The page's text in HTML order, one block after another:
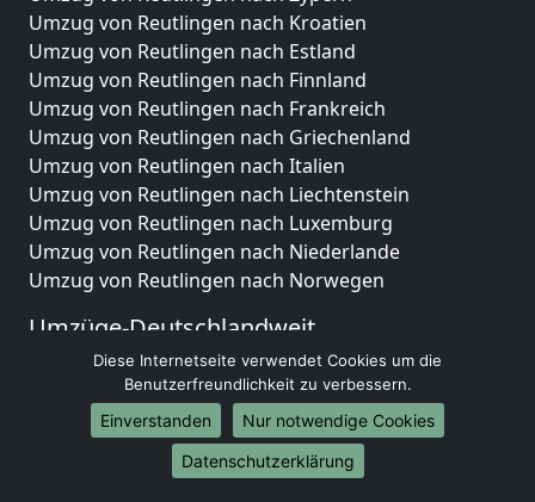
Umzug von Reutlingen nach Kroatien
Umzug von Reutlingen nach Estland
Umzug von Reutlingen nach Finnland
Umzug von Reutlingen nach Frankreich
Umzug von Reutlingen nach Griechenland
Umzug von Reutlingen nach Italien
Umzug von Reutlingen nach Liechtenstein
Umzug von Reutlingen nach Luxemburg
Umzug von Reutlingen nach Niederlande
Umzug von Reutlingen nach Norwegen
Umzüge-Deutschlandweit
Umzug von Reutlingen nach Berlin
Umzug von Reutlingen nach Hamburg
Umzug von Reutlingen nach München
Umzug von Reutlingen nach Köln
Umzug von Reutlingen nach Frankfurt am Main
Diese Internetseite verwendet Cookies um die
Benutzerfreundlichkeit zu verbessern.
Einverstanden
Nur notwendige Cookies
Datenschutzerklärung